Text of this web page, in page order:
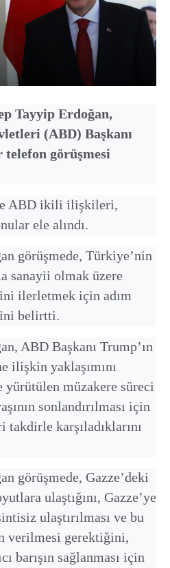
Tayyip Erdoğan,
(ABD) Başkanı
görüşmesi
ABD ikili ilişkileri,
ele alındı.
görüşmede, Türkiye’nin
sanayii olmak üzere
ilerletmek için adım
belirtti.
ABD Başkanı Trump’ın
ilişkin yaklaşımını
müzakere süreci
sonlandırılması için
karşıladıklarını
görüşmede, Gazze’deki
ulaştığını, Gazze’ye
ulaştırılması ve bu
verilmesi gerektiğini,
barışın sağlanması için